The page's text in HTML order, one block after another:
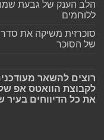
הלב הענק של גבעת
ללוחמים
סוכרזית משיקה את
של הסוכר
רוצים להשאר
לקבוצת הוואטס אפ
את כל הדיווחים בעיר